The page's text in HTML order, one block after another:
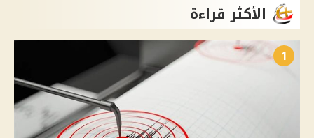
الأكثر قراءة
1